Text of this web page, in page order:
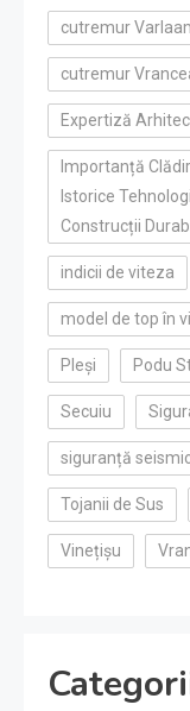
cutremur
cutremur
Expertiză
Importanță
Istorice
Construcții
indicii de viteza
model de top în
Pleși Podu
Secuiu
siguranță
Tojanii de Sus
Vinețișu